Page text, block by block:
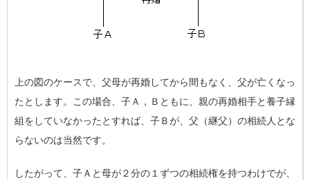
上の図のケースで、父母が再婚してから間もなく、父が亡くなっ
たとします。この場合、子Ａ，Ｂともに、親の再婚相手と養子縁
組をしていなかったとすれば、子Ｂが、父（継父）の相続人とな
らないのは当然です。
したがって、子Ａと母が２分の１ずつの相続権を持つわけでが、